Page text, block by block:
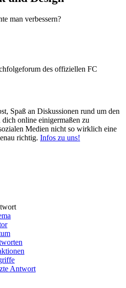
man verbessern?
des offiziellen FC
Spaß an Diskussionen rund um den
dich online einigermaßen zu
Medien nicht so wirklich eine
richtig. Infos zu uns!
Antwort